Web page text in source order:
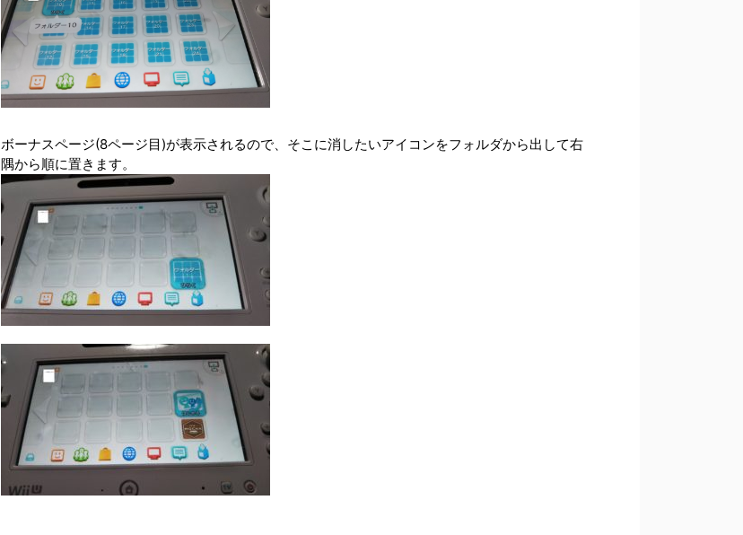
ボーナスページ(8ページ目)が表示されるので、そこに消したいアイコンをフォルダから出して右
隅から順に置きます。